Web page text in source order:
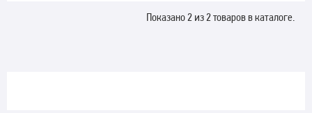
Показано 2 из 2 товаров в каталоге.